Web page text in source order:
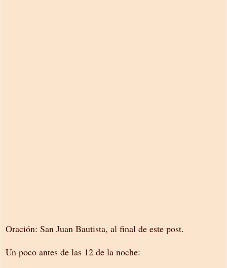
Oración: San Juan Bautista, al final de este post.
Un poco antes de las 12 de la noche: